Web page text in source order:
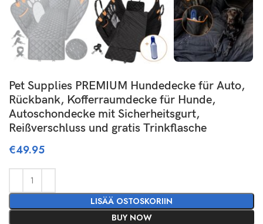
Pet Supplies PREMIUM Hundedecke für Auto,
Rückbank, Kofferraumdecke für Hunde,
Autoschondecke mit Sicherheitsgurt,
Reißverschluss und gratis Trinkflasche
€49.95
LISÄÄ OSTOSKORIIN
BUY NOW